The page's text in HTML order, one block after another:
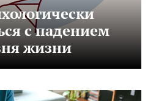
с падением
жизни